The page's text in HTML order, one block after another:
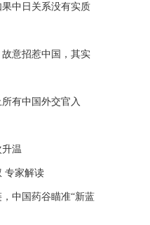
中日关系没有实质
意招惹中国，其实
有中国外交官入
温
专家解读
中国药谷瞄准“新蓝